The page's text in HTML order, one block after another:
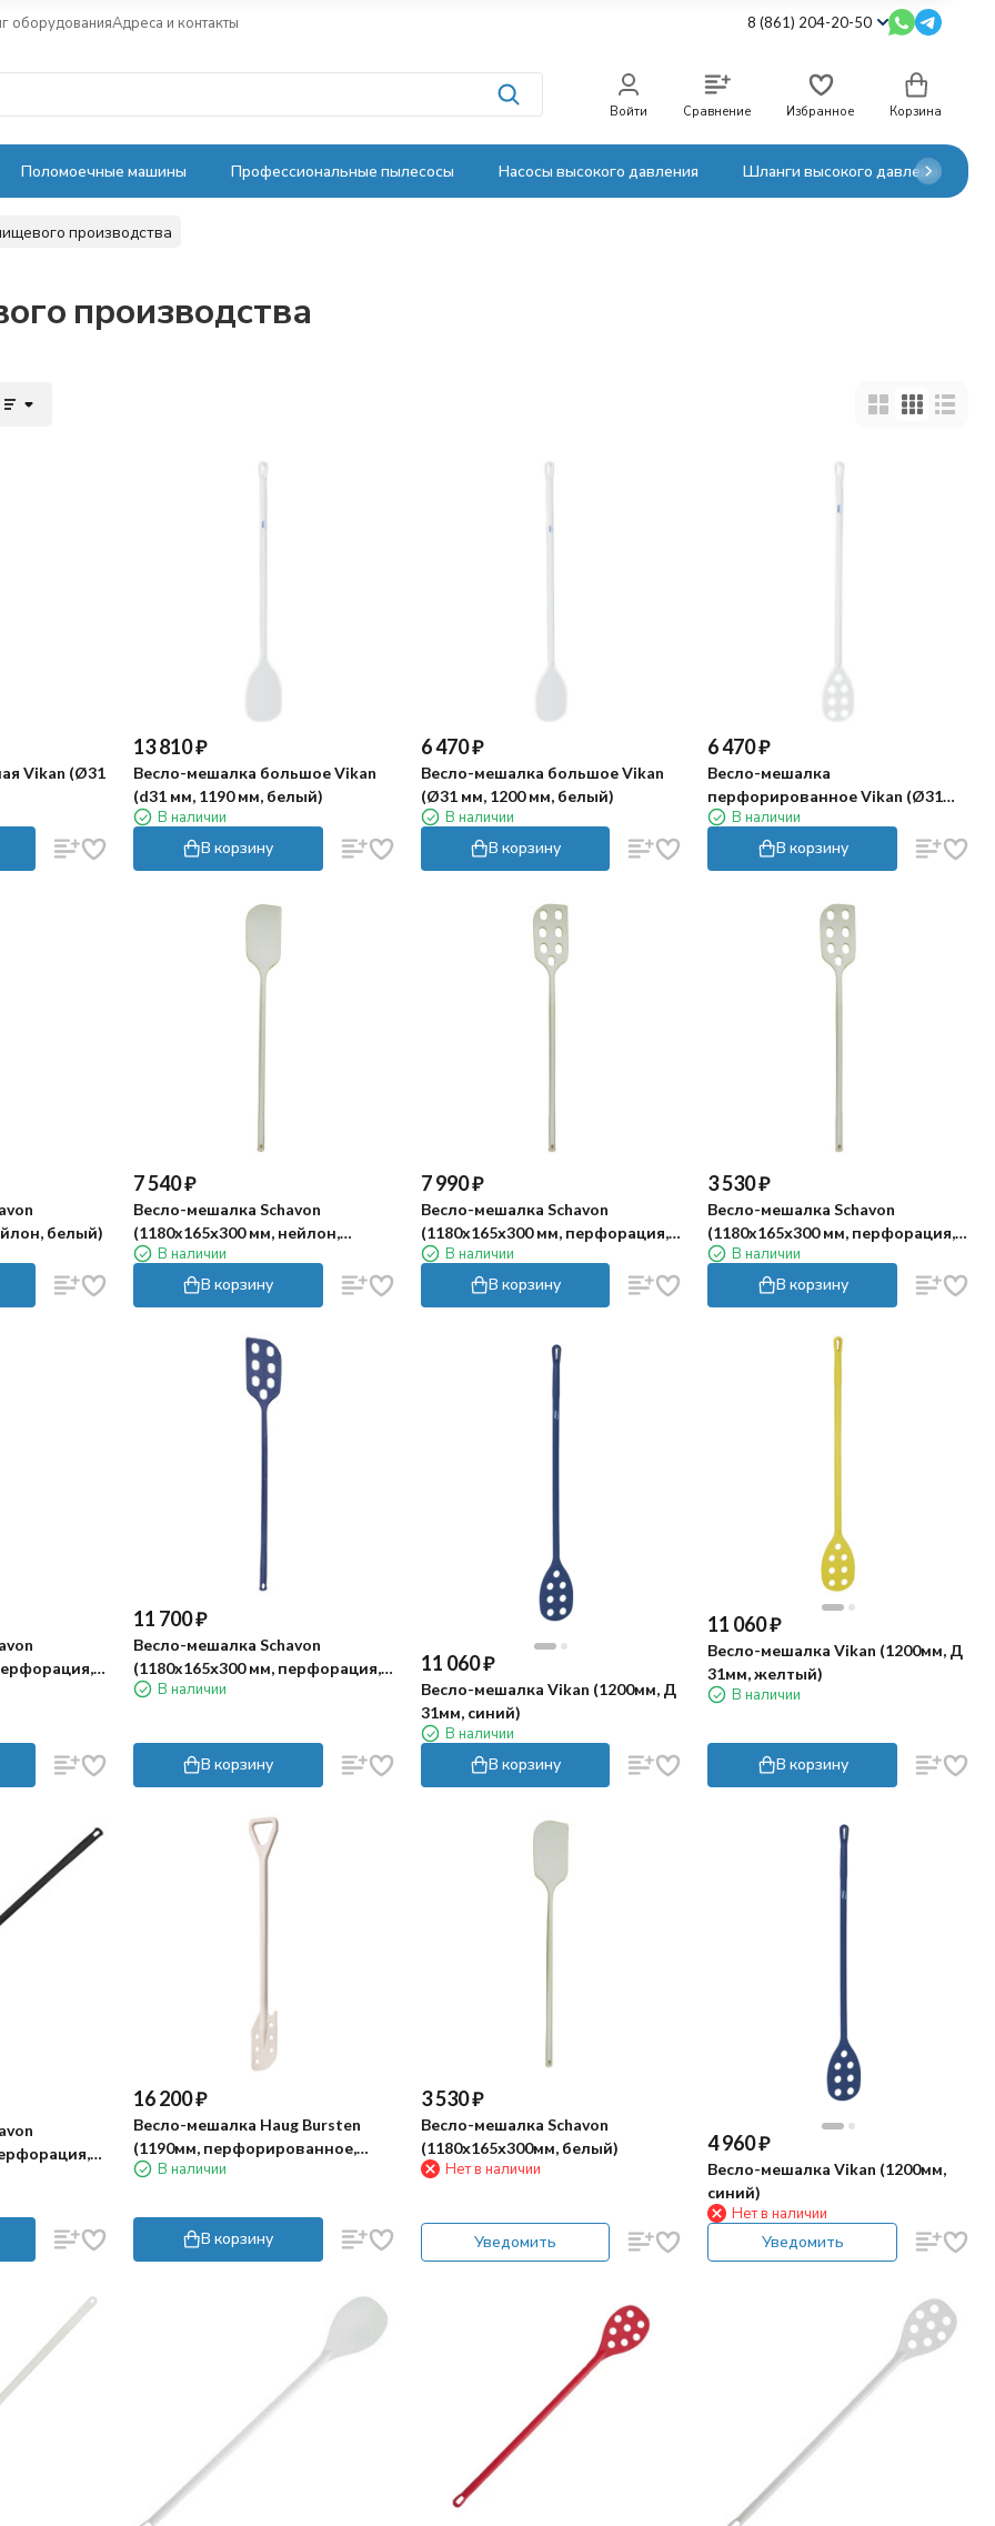
оборудованияАдреса и контакты 8 (861) 204-20-50
Войти Сравнение Избранное Корзина
Поломоечные машины Профессиональные пылесосы Насосы высокого давления Шланги высокого давления
производства
производства
Vikan (Ø31
13 810₽
Весло-мешалка большое Vikan
(d31 мм, 1190 мм, белый)
В наличии
В корзину
6 470₽
Весло-мешалка большое Vikan
(Ø31 мм, 1200 мм, белый)
В наличии
В корзину
6 470₽
Весло-мешалка
перфорированное Vikan (Ø31
мм, 1200 мм, белый)
В наличии
В корзину
белый)
7 540₽
Весло-мешалка Schavon
(1180x165х300 мм, нейлон,
белый)
В наличии
В корзину
7 990₽
Весло-мешалка Schavon
(1180x165х300 мм, перфорация,
нейлон, белый)
В наличии
В корзину
3 530₽
Весло-мешалка Schavon
(1180x165х300 мм, перфорация,
белый)
В наличии
В корзину
11 700₽
Весло-мешалка Schavon
(1180x165х300 мм, перфорация,
нейлон, черный)
В наличии
В корзину
11 060₽
Весло-мешалка Vikan (1200мм, Д
31мм, синий)
В наличии
В корзину
11 060₽
Весло-мешалка Vikan (1200мм, Д
31мм, желтый)
В наличии
В корзину
16 200₽
Весло-мешалка Haug Bursten
(1190мм, перфорированное,
белый)
В наличии
В корзину
3 530₽
Весло-мешалка Schavon
(1180х165х300мм, белый)
Нет в наличии
Уведомить
4 960₽
Весло-мешалка Vikan (1200мм,
синий)
Нет в наличии
Уведомить